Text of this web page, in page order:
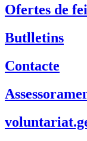
Ofertes de
Butlletins
Contacte